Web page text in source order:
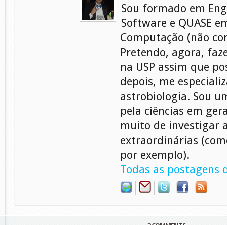
Sou formado em
Software e QUASE
Computação (não
Pretendo, agora,
na USP assim que
depois, me
astrobiologia. Sou
pela ciências em
muito de investigar
extraordinárias
por exemplo).
Todas as postagens